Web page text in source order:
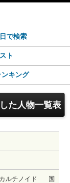
た人物一覧表
ルチノイド
国
で検索
ト
キング